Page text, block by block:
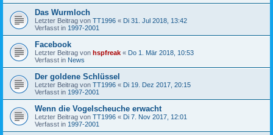
Das Wurmloch
Letzter Beitrag von TT1996 « Di 31. Jul 2018, 13:42
Verfasst in 1997-2001
Facebook
Letzter Beitrag von hspfreak « Do 1. Mär 2018, 10:53
Verfasst in News
Der goldene Schlüssel
Letzter Beitrag von TT1996 « Di 19. Dez 2017, 20:15
Verfasst in 1997-2001
Wenn die Vogelscheuche erwacht
Letzter Beitrag von TT1996 « Di 7. Nov 2017, 12:01
Verfasst in 1997-2001